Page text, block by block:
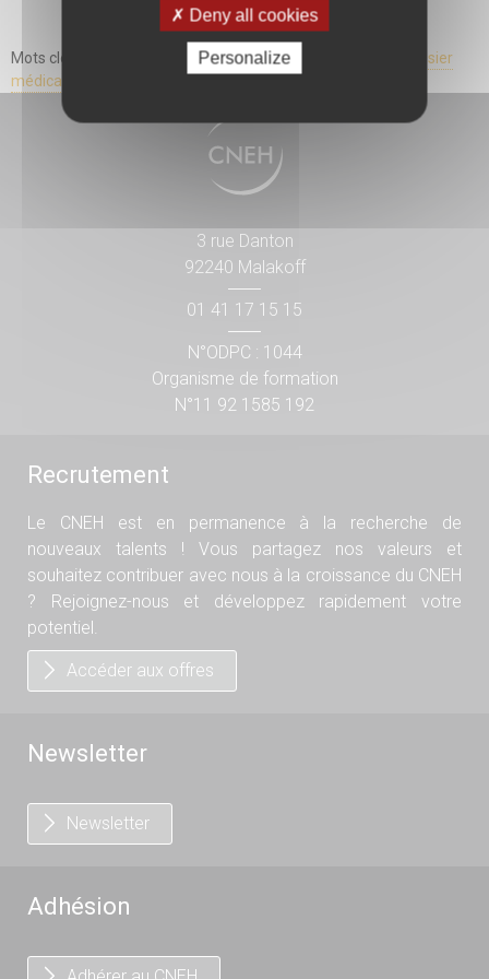
Mots clés associés : droits des patients,
dossier
médical
3 rue Danton
92240 Malakoff
01 41 17 15 15
N°ODPC : 1044
Organisme de formation
N°11 92 1585 192
Recrutement
Le CNEH est en permanence à la recherche de
nouveaux talents ! Vous partagez nos valeurs et
souhaitez contribuer avec nous à la croissance du CNEH
? Rejoignez-nous et développez rapidement votre
potentiel.
Accéder aux offres
Newsletter
Newsletter
Adhésion
Deny all cookies
Personalize